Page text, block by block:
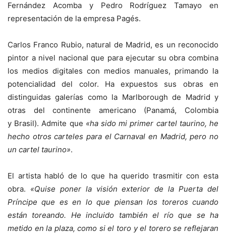
Fernández Acomba y Pedro Rodríguez Tamayo en
representación de la empresa Pagés.
Carlos Franco Rubio, natural de Madrid, es un reconocido
pintor a nivel nacional que para ejecutar su obra combina
los medios digitales con medios manuales, primando la
potencialidad del color. Ha expuestos sus obras en
distinguidas galerías como la Marlborough de Madrid y
otras del continente americano (Panamá, Colombia
y Brasil). Admite que «ha sido mi primer cartel taurino, he
hecho otros carteles para el Carnaval en Madrid, pero no
un cartel taurino».
El artista habló de lo que ha querido trasmitir con esta
obra. «Quise poner la visión exterior de la Puerta del
Príncipe que es en lo que piensan los toreros cuando
están toreando. He incluido también el río que se ha
metido en la plaza, como si el toro y el torero se reflejaran